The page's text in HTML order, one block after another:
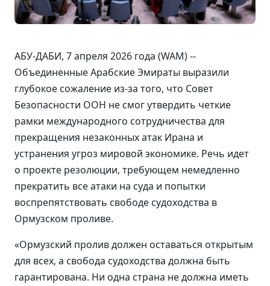
АБУ-ДАБИ, 7 апреля 2026 года (WAM) --
Объединенные Арабские Эмираты выразили
глубокое сожаление из-за того, что Совет
Безопасности ООН не смог утвердить четкие
рамки международного сотрудничества для
прекращения незаконных атак Ирана и
устранения угроз мировой экономике. Речь идет
о проекте резолюции, требующем немедленно
прекратить все атаки на суда и попытки
воспрепятствовать свободе судоходства в
Ормузском проливе.
«Ормузский пролив должен оставаться открытым
для всех, а свобода судоходства должна быть
гарантирована. Ни одна страна не должна иметь